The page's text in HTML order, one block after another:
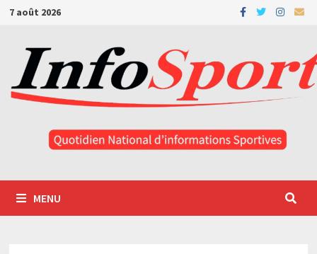
Passer
contenu
7 août 2026
MENU